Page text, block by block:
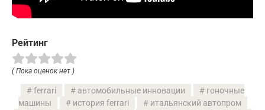
Рейтинг
( Пока оценок нет )
ferrari автомобильные инновации
гоночные
машины
история ferrari
итальянский автопром